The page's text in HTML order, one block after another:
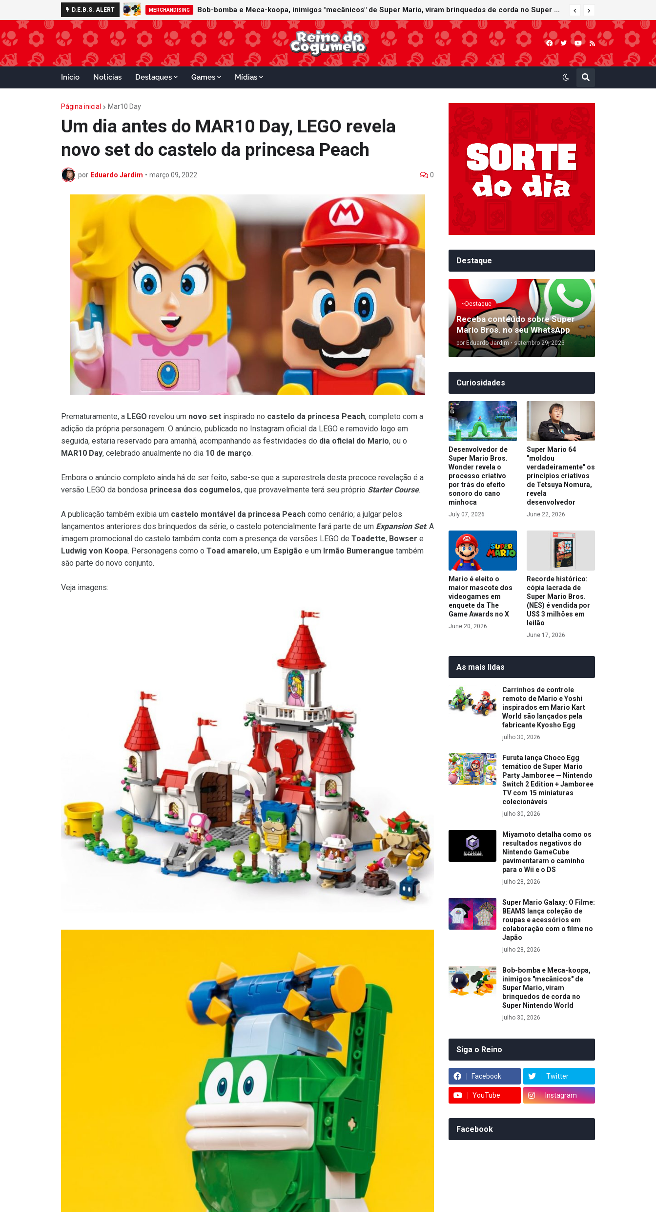
D.E.B.S. ALERT MERCHANDISING Bob-bomba e Meca-koopa, inimigos "mecânicos" de Super Mario, viram brinquedos de corda no Super Nintendo World
FOOD
Início Notícias Destaques Games Mídias
Página inicial Mar10 Day
Um dia antes do MAR10 Day, LEGO revela
novo set do castelo da princesa Peach
por Eduardo Jardim • março 09, 2022 0
Prematuramente, a LEGO revelou um novo set inspirado no castelo da princesa Peach, completo com a
adição da própria personagem. O anúncio, publicado no Instagram oficial da LEGO e removido logo em
seguida, estaria reservado para amanhã, acompanhando as festividades do dia oficial do Mario, ou o
MAR10 Day, celebrado anualmente no dia 10 de março.
Embora o anúncio completo ainda há de ser feito, sabe-se que a superestrela desta precoce revelação é a
versão LEGO da bondosa princesa dos cogumelos, que provavelmente terá seu próprio Starter Course.
A publicação também exibia um castelo montável da princesa Peach como cenário; a julgar pelos
lançamentos anteriores dos brinquedos da série, o castelo potencialmente fará parte de um Expansion Set. A
imagem promocional do castelo também conta com a presença de versões LEGO de Toadette, Bowser e
Ludwig von Koopa. Personagens como o Toad amarelo, um Espigão e um Irmão Bumerangue também
são parte do novo conjunto.
Veja imagens:
Destaque
~Destaque
Receba conteúdo sobre Super
Mario Bros. no seu WhatsApp
por Eduardo Jardim • setembro 29, 2023
Curiosidades
Desenvolvedor de
Super Mario Bros.
Wonder revela o
processo criativo
por trás do efeito
sonoro do cano
minhoca
July 07, 2026
Super Mario 64
"moldou
verdadeiramente" os
princípios criativos
de Tetsuya Nomura,
revela
desenvolvedor
June 22, 2026
Mario é eleito o
maior mascote dos
videogames em
enquete da The
Game Awards no X
June 20, 2026
Recorde histórico:
cópia lacrada de
Super Mario Bros.
(NES) é vendida por
US$ 3 milhões em
leilão
June 17, 2026
As mais lidas
Carrinhos de controle
remoto de Mario e Yoshi
inspirados em Mario Kart
World são lançados pela
fabricante Kyosho Egg
julho 30, 2026
Furuta lança Choco Egg
temático de Super Mario
Party Jamboree — Nintendo
Switch 2 Edition + Jamboree
TV com 15 miniaturas
colecionáveis
julho 30, 2026
Miyamoto detalha como os
resultados negativos do
Nintendo GameCube
pavimentaram o caminho
para o Wii e o DS
julho 28, 2026
Super Mario Galaxy: O Filme:
BEAMS lança coleção de
roupas e acessórios em
colaboração com o filme no
Japão
julho 28, 2026
Bob-bomba e Meca-koopa,
inimigos "mecânicos" de
Super Mario, viram
brinquedos de corda no
Super Nintendo World
julho 30, 2026
Siga o Reino
Facebook Twitter
YouTube Instagram
Facebook